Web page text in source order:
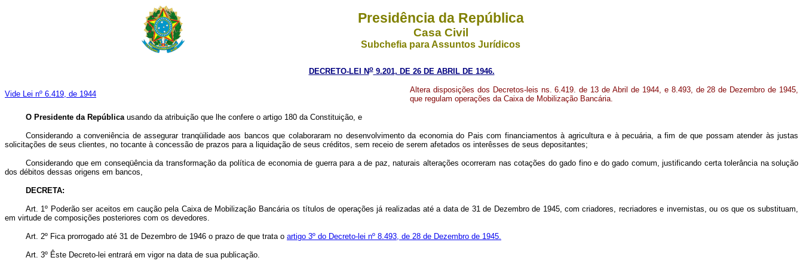
Presidência da República
Casa Civil
Subchefia para Assuntos Jurídicos
DECRETO-LEI No9.201, DE 26 DE ABRIL DE 1946.
Vide Lei nº 6.419, de 1944
Altera disposições dos Decretos-leis ns. 6.419. de 13 de Abril de 1944, e 8.493, de 28 de Dezembro de 1945,
que regulam operações da Caixa de Mobilização Bancária.
O Presidente da República usando da atribuição que lhe confere o artigo 180 da Constituição, e
Considerando a conveniência de assegurar tranqüilidade aos bancos que colaboraram no desenvolvimento da economia do Pais com financiamentos à agricultura e à pecuária, a fim de que possam atender às justas
solicitações de seus clientes, no tocante à concessão de prazos para a liquidação de seus créditos, sem receio de serem afetados os interêsses de seus depositantes;
Considerando que em conseqüência da transformação da política de economia de guerra para a de paz, naturais alterações ocorreram nas cotações do gado fino e do gado comum, justificando certa tolerância na solução
dos débitos dessas origens em bancos,
DECRETA:
Art. 1º Poderão ser aceitos em caução pela Caixa de Mobilização Bancária os títulos de operações já realizadas até a data de 31 de Dezembro de 1945, com criadores, recriadores e invernistas, ou os que os substituam,
em virtude de composições posteriores com os devedores.
Art. 2º Fica prorrogado até 31 de Dezembro de 1946 o prazo de que trata o artigo 3º do Decreto-lei nº 8.493, de 28 de Dezembro de 1945.
Art. 3º Êste Decreto-lei entrará em vigor na data de sua publicação.